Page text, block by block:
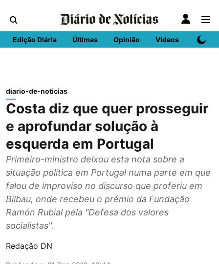
Edição Diária Últimas Opinião Vídeos DN
diario-de-noticias
Costa diz que quer prosseguir
e aprofundar solução à
esquerda em Portugal
Primeiro-ministro deixou esta nota sobre a
situação política em Portugal numa parte em que
falou de improviso no discurso que proferiu em
Bilbau, onde recebeu o prémio da Fundação
Ramón Rubial pela "Defesa dos valores
socialistas".
Redação DN